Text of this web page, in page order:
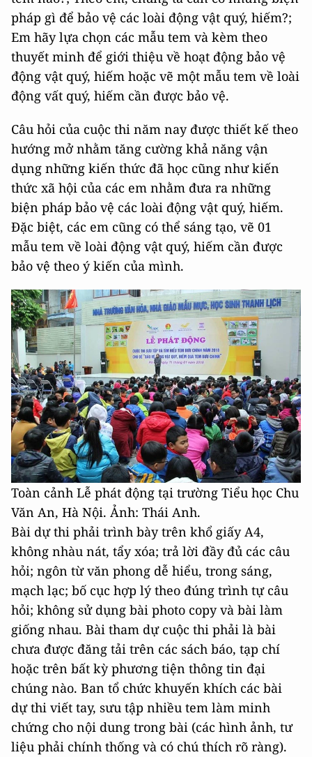
pháp gì để bảo vệ các loài động vật quý, hiếm?;
Em hãy lựa chọn các mẫu tem và kèm theo
thuyết minh để giới thiệu về hoạt động bảo vệ
động vật quý, hiếm hoặc vẽ một mẫu tem về loài
động vất quý, hiếm cần được bảo vệ.
Câu hỏi của cuộc thi năm nay được thiết kế theo
hướng mở nhằm tăng cường khả năng vận
dụng những kiến thức đã học cũng như kiến
thức xã hội của các em nhằm đưa ra những
biện pháp bảo vệ các loài động vật quý, hiếm.
Đặc biệt, các em cũng có thể sáng tạo, vẽ 01
mẫu tem về loài động vật quý, hiếm cần được
bảo vệ theo ý kiến của mình.
Toàn cảnh Lễ phát động tại trường Tiểu học Chu
Văn An, Hà Nội. Ảnh: Thái Anh.
Bài dự thi phải trình bày trên khổ giấy A4,
không nhàu nát, tẩy xóa; trả lời đầy đủ các câu
hỏi; ngôn từ văn phong dễ hiểu, trong sáng,
mạch lạc; bố cục hợp lý theo đúng trình tự câu
hỏi; không sử dụng bài photo copy và bài làm
giống nhau. Bài tham dự cuộc thi phải là bài
chưa được đăng tải trên các sách báo, tạp chí
hoặc trên bất kỳ phương tiện thông tin đại
chúng nào. Ban tổ chức khuyến khích các bài
dự thi viết tay, sưu tập nhiều tem làm minh
chứng cho nội dung trong bài (các hình ảnh, tư
liệu phải chính thống và có chú thích rõ ràng).